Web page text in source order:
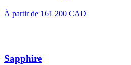
À partir de 161 200 CAD
Sapphire